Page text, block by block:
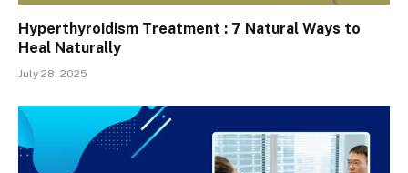
Hyperthyroidism Treatment : 7 Natural Ways to
Heal Naturally
July 28, 2025